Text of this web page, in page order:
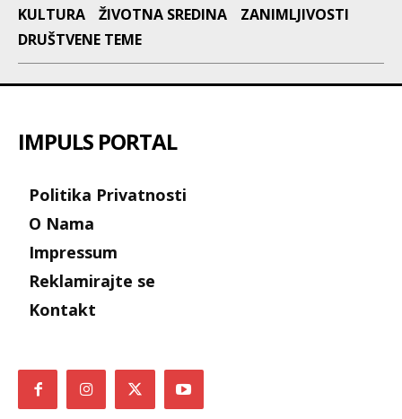
KULTURA
ŽIVOTNA SREDINA
ZANIMLJIVOSTI
DRUŠTVENE TEME
IMPULS PORTAL
Politika Privatnosti
O Nama
Impressum
Reklamirajte se
Kontakt